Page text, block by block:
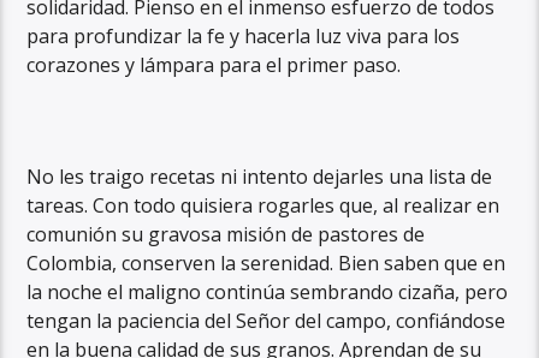
solidaridad. Pienso en el inmenso esfuerzo de todos
para profundizar la fe y hacerla luz viva para los
corazones y lámpara para el primer paso.
No les traigo recetas ni intento dejarles una lista de
tareas. Con todo quisiera rogarles que, al realizar en
comunión su gravosa misión de pastores de
Colombia, conserven la serenidad. Bien saben que en
la noche el maligno continúa sembrando cizaña, pero
tengan la paciencia del Señor del campo, confiándose
en la buena calidad de sus granos. Aprendan de su